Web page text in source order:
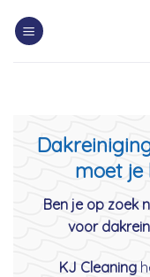
moet je
Ben je op zoek
voor
KJ Cleaning